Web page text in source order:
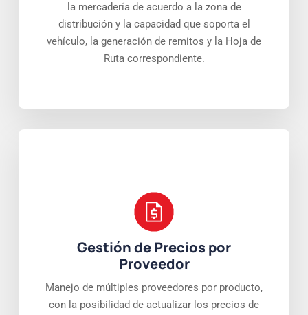
la mercadería de acuerdo a la zona de
distribución y la capacidad que soporta el
vehículo, la generación de remitos y la Hoja de
Ruta correspondiente.
Gestión de Precios por
Proveedor
Manejo de múltiples proveedores por producto,
con la posibilidad de actualizar los precios de